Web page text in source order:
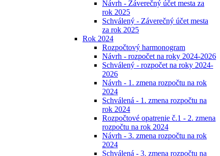
Návrh - Záverečný účet mesta za
rok 2025
Schválený - Záverečný účet mesta
za rok 2025
Rok 2024
Rozpočtový harmonogram
Návrh - rozpočet na roky 2024-2026
Schválený - rozpočet na roky 2024-
2026
Návrh - 1. zmena rozpočtu na rok
2024
Schválená - 1. zmena rozpočtu na
rok 2024
Rozpočtové opatrenie č.1 - 2. zmena
rozpočtu na rok 2024
Návrh - 3. zmena rozpočtu na rok
2024
Schválená - 3. zmena rozpočtu na